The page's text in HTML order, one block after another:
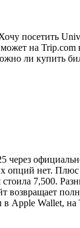
посетить
на
ли купить
через
опций нет.
7,500.
возвращает
Apple Wallet,